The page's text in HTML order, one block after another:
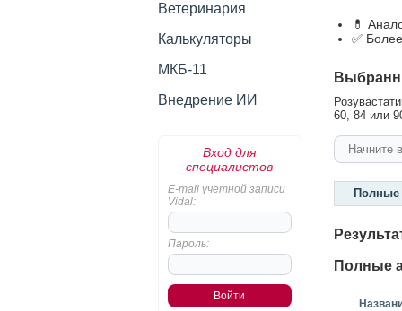
Ветеринария
Калькуляторы
МКБ-11
Внедрение ИИ
Вход для
специалистов
E-mail учетной записи
Vidal:
Пароль:
💊
✅
60, 84 или
Полные
Полные